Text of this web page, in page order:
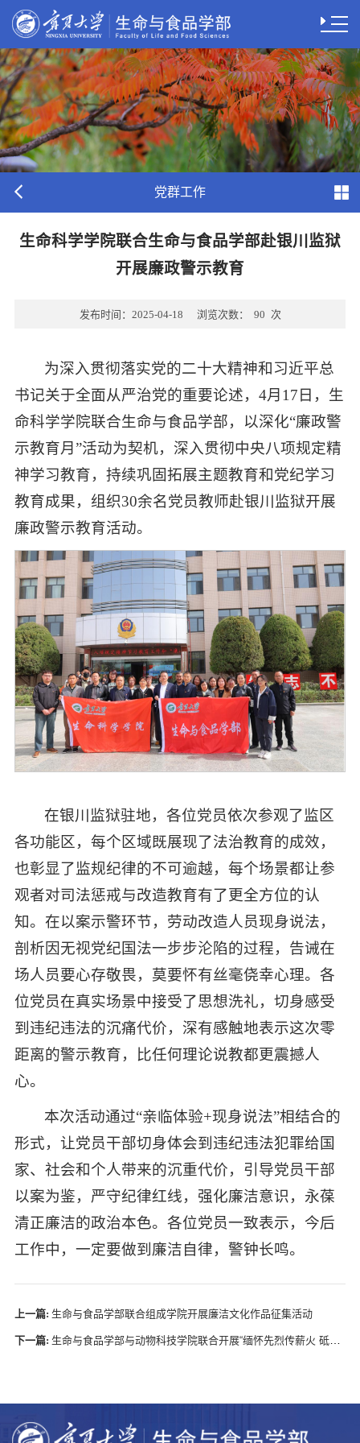
党群工作
生命科学学院联合生命与食品学部赴银川监狱
开展廉政警示教育
发布时间： 2025-04-18 浏览次数： 90 次
为深入贯彻落实党的二十大精神和习近平总
书记关于全面从严治党的重要论述，4月17日，生
命科学学院联合生命与食品学部，以深化“廉政警
示教育月”活动为契机，深入贯彻中央八项规定精
神学习教育，持续巩固拓展主题教育和党纪学习
教育成果，组织30余名党员教师赴银川监狱开展
廉政警示教育活动。
在银川监狱驻地，各位党员依次参观了监区
各功能区，每个区域既展现了法治教育的成效，
也彰显了监规纪律的不可逾越，每个场景都让参
观者对司法惩戒与改造教育有了更全方位的认
知。在以案示警环节，劳动改造人员现身说法，
剖析因无视党纪国法一步步沦陷的过程，告诫在
场人员要心存敬畏，莫要怀有丝毫侥幸心理。各
位党员在真实场景中接受了思想洗礼，切身感受
到违纪违法的沉痛代价，深有感触地表示这次零
距离的警示教育，比任何理论说教都更震撼人
心。
本次活动通过“亲临体验+现身说法”相结合的
形式，让党员干部切身体会到违纪违法犯罪给国
家、社会和个人带来的沉重代价，引导党员干部
以案为鉴，严守纪律红线，强化廉洁意识，永葆
清正廉洁的政治本色。各位党员一致表示，今后
工作中，一定要做到廉洁自律，警钟长鸣。
上一篇: 生命与食品学部联合组成学院开展廉洁文化作品征集活动
下一篇: 生命与食品学部与动物科技学院联合开展“缅怀先烈传薪火 砥砺前行担使命”主题党日活动